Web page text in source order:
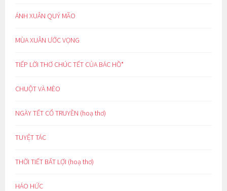
ÁNH XUÂN QUÝ MÃO
MÙA XUÂN ƯỚC VỌNG
TIẾP LỜI THƠ CHÚC TẾT CỦA BÁC HỒ*
CHUỘT VÀ MÈO
NGÀY TẾT CỔ TRUYỀN (hoạ thơ)
TUYỆT TÁC
THỜI TIẾT BẤT LỢI (hoạ thơ)
HÁO HỨC